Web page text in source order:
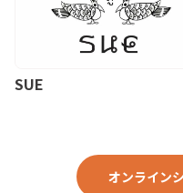
SUE
オンライン